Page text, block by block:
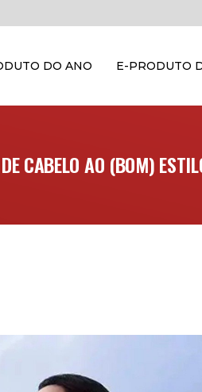
DO ANO E-PRODUTO
CABELO AO (BOM)